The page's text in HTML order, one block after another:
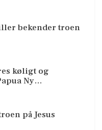
bekender troen
køligt og
Ny…
på Jesus